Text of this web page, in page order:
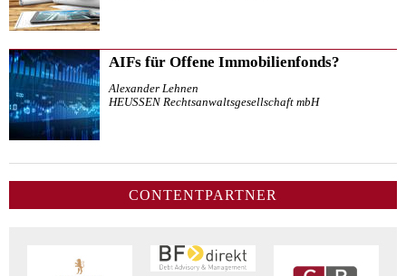
AIFs für Offene Immobilienfonds?
Alexander Lehnen
HEUSSEN Rechtsanwaltsgesellschaft mbH
CONTENTPARTNER